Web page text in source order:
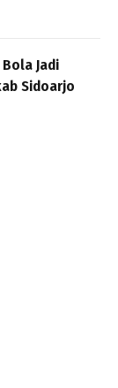
Jadi
Sidoarjo